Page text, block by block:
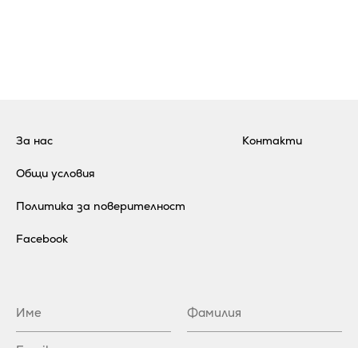
За нас
Общи условия
Политика за поверителност
Контакти
Facebook